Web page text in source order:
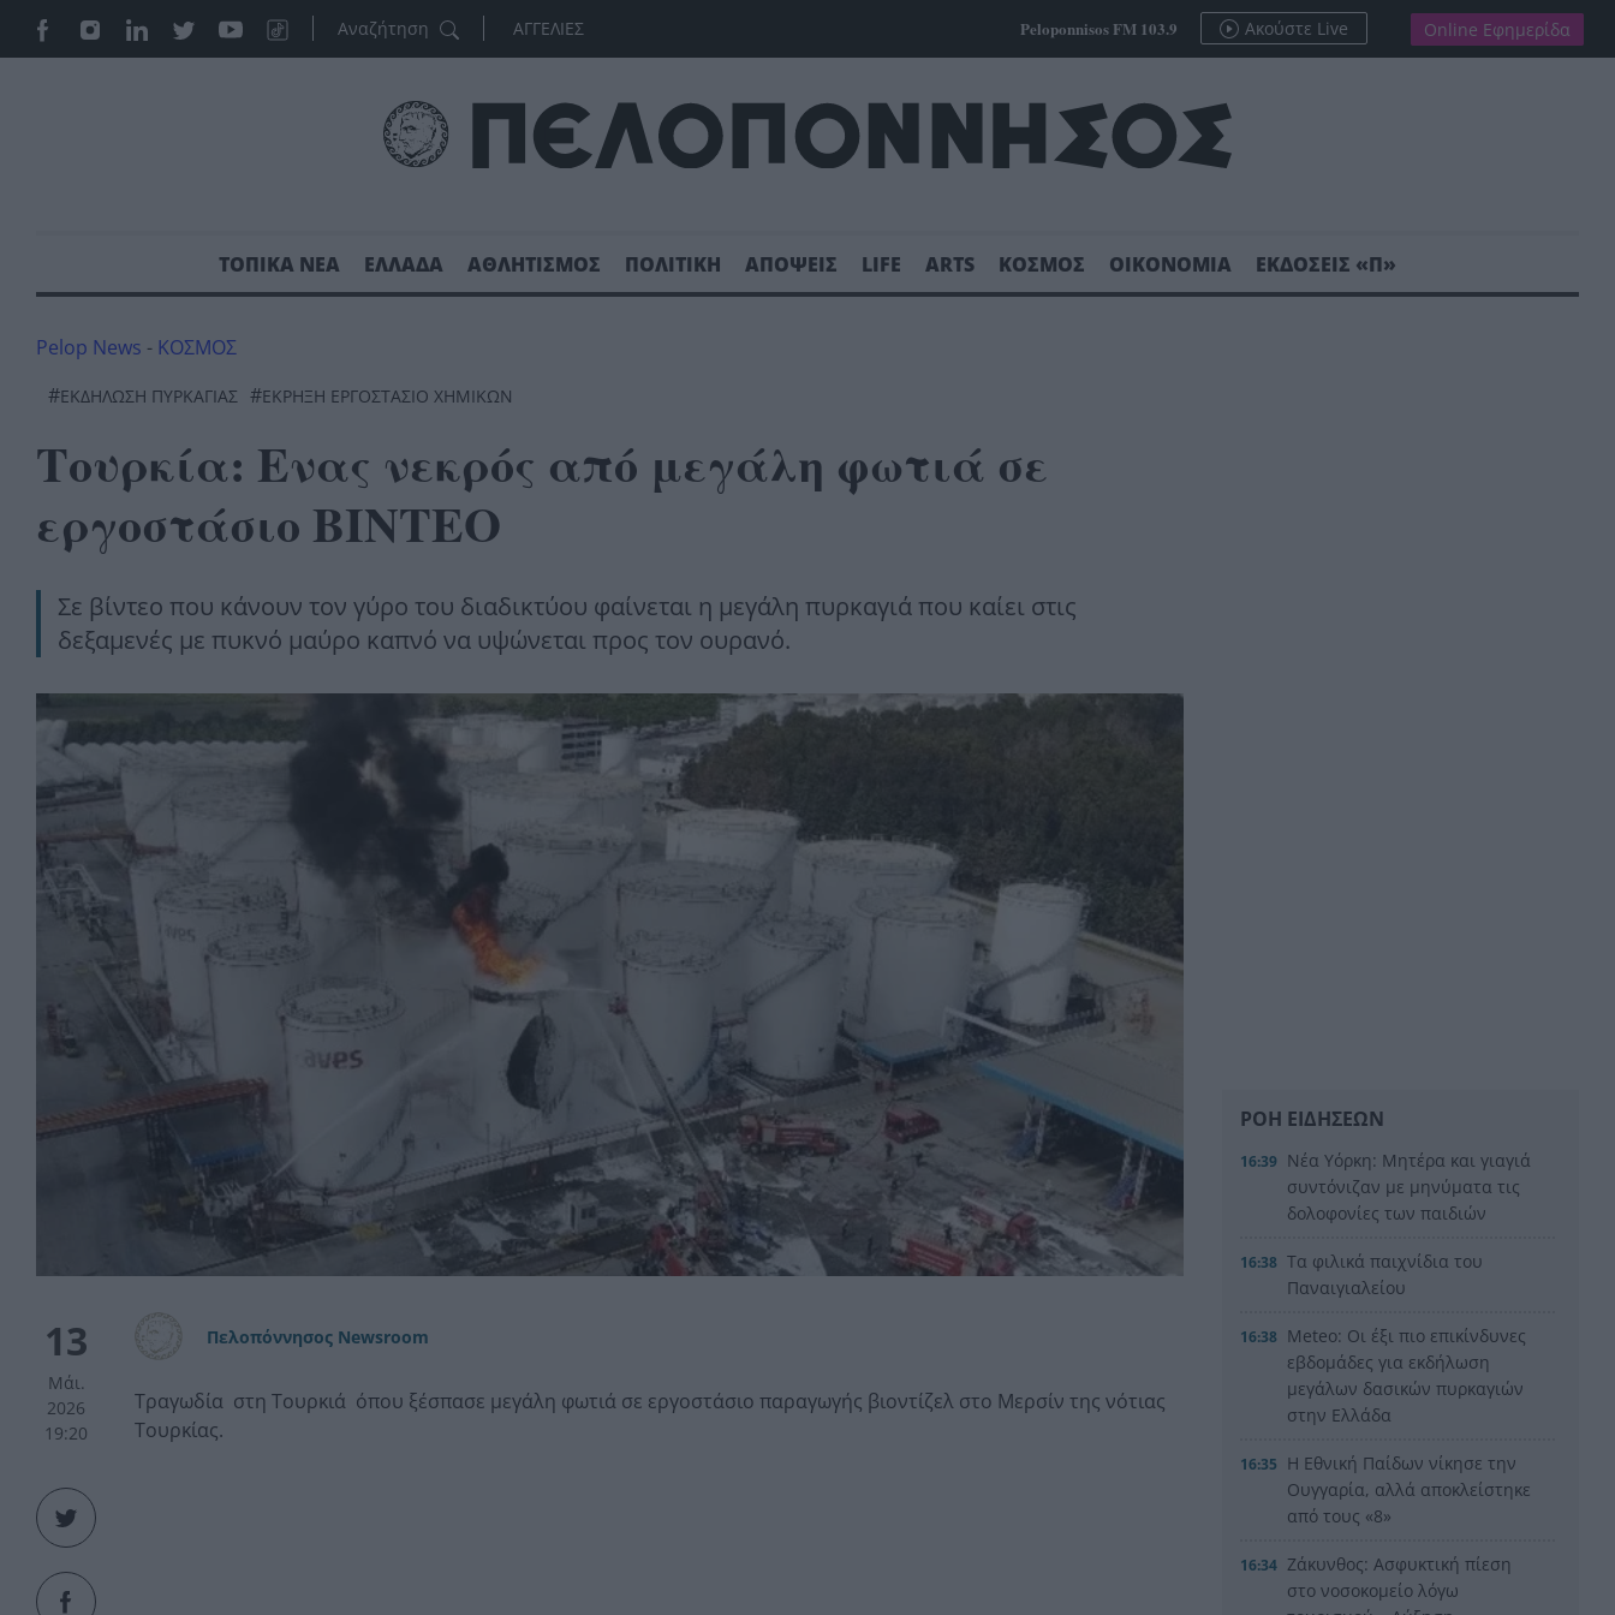
ΑΓΓΕΛΙΕΣ Peloponnisos FM 103.9 Ακούστε Live Online Εφημερίδα
ΤΟΠΙΚΑ ΝΕΑ ΕΛΛΑΔΑ ΑΘΛΗΤΙΣΜΟΣ ΠΟΛΙΤΙΚΗ ΑΠΟΨΕΙΣ LIFE ARTS ΚΟΣΜΟΣ ΟΙΚΟΝΟΜΙΑ ΕΚΔΟΣΕΙΣ «Π»
Pelop News - ΚΟΣΜΟΣ
#ΕΚΔΗΛΩΣΗ ΠΥΡΚΑΓΙΑΣ #ΈΚΡΗΞΗ ΕΡΓΟΣΤΆΣΙΟ ΧΗΜΙΚΏΝ
Τουρκία: Ενας νεκρός από μεγάλη φωτιά σε
εργοστάσιο ΒΙΝΤΕΟ
Σε βίντεο που κάνουν τον γύρο του διαδικτύου φαίνεται η μεγάλη πυρκαγιά που καίει στις
δεξαμενές με πυκνό μαύρο καπνό να υψώνεται προς τον ουρανό.
13
Μάι.
2026
19:20
Πελοπόννησος Newsroom
Τραγωδία στη Τουρκιά όπου ξέσπασε μεγάλη φωτιά σε εργοστάσιο παραγωγής βιοντίζελ στο Μερσίν της νότιας
Τουρκίας.
ΡΟΗ ΕΙΔΗΣΕΩΝ
16:39 Νέα Υόρκη: Μητέρα και γιαγιά
συντόνιζαν με μηνύματα τις
δολοφονίες των παιδιών
16:38 Tα φιλικά παιχνίδια του
Παναιγιαλείου
16:38 Meteo: Οι έξι πιο επικίνδυνες
εβδομάδες για εκδήλωση
μεγάλων δασικών πυρκαγιών
στην Ελλάδα
16:35 Η Εθνική Παίδων νίκησε την
Ουγγαρία, αλλά αποκλείστηκε
από τους «8»
16:34 Ζάκυνθος: Ασφυκτική πίεση
στο νοσοκομείο λόγω